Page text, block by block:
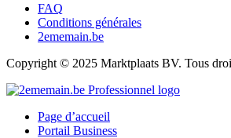
FAQ
Conditions générales
2ememain.be
Copyright © 2025 Marktplaats BV. Tous
Page d’accueil
Portail Business